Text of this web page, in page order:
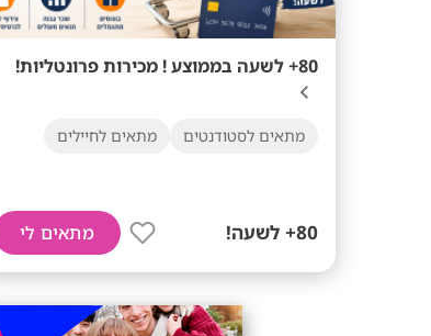
80+ לשעה בממוצע ! מכירות פרונטליות!
מתאים לסטודנטים מתאים לחיילים
80+ לשעה! מתאים לי